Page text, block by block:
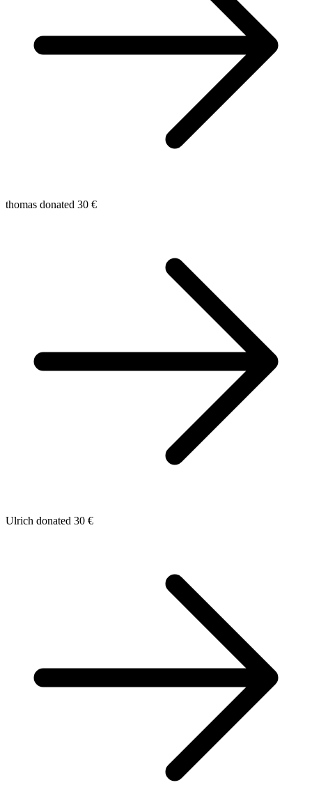
thomas donated 30 €
Ulrich donated 30 €